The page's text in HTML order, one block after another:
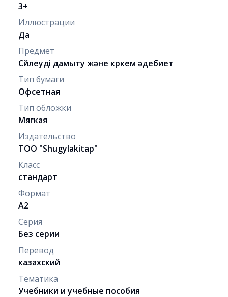
3+
Иллюстрации
Да
Предмет
Сөйлеуді дамыту және көркем әдебиет
Тип бумаги
Офсетная
Тип обложки
Мягкая
Издательство
ТОО "Shugylakіtap"
Класс
стандарт
Формат
A2
Серия
Без серии
Перевод
казахский
Тематика
Учебники и учебные пособия